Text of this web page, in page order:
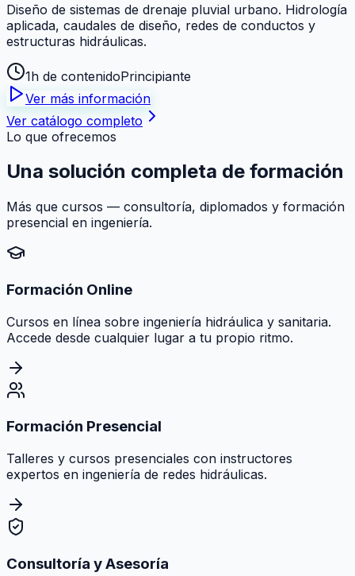
Diseño de sistemas de drenaje pluvial urbano. Hidrología
aplicada, caudales de diseño, redes de conductos y
estructuras hidráulicas.
1h de contenidoPrincipiante
Ver más información
Ver catálogo completo
Lo que ofrecemos
Una solución completa de formación
Más que cursos — consultoría, diplomados y formación
presencial en ingeniería.
Formación Online
Cursos en línea sobre ingeniería hidráulica y sanitaria.
Accede desde cualquier lugar a tu propio ritmo.
Formación Presencial
Talleres y cursos presenciales con instructores
expertos en ingeniería de redes hidráulicas.
Consultoría y Asesoría